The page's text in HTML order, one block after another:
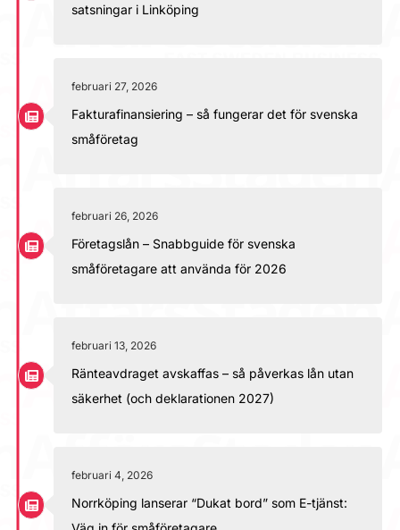
satsningar i Linköping
februari 27, 2026
Fakturafinansiering – så fungerar det för svenska
småföretag
februari 26, 2026
Företagslån – Snabbguide för svenska
småföretagare att använda för 2026
februari 13, 2026
Ränteavdraget avskaffas – så påverkas lån utan
säkerhet (och deklarationen 2027)
februari 4, 2026
Norrköping lanserar “Dukat bord” som E-tjänst: